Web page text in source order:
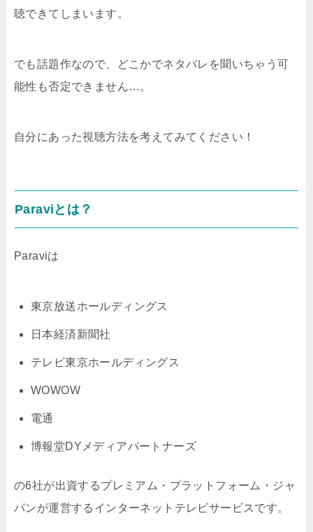
聴できてしまいます。
でも話題作なので、どこかでネタバレを聞いちゃう可
能性も否定できません…。
自分にあった視聴方法を考えてみてください！
Paraviとは？
Paraviは
東京放送ホールディングス
日本経済新聞社
テレビ東京ホールディングス
WOWOW
電通
博報堂DYメディアパートナーズ
の6社が出資するプレミアム・プラットフォーム・ジャ
パンが運営するインターネットテレビサービスです。